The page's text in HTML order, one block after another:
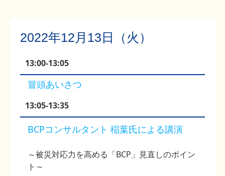
2022年12月13日（火）
13:00-13:05
冒頭あいさつ
13:05-13:35
BCPコンサルタント 稲葉氏による講演
～被災対応力を高める「BCP」見直しのポイン
ト～